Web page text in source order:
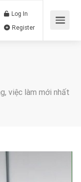
Log In
việc làm mới nhất